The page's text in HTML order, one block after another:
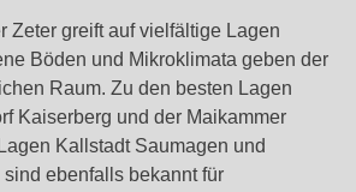
Zeter greift auf vielfältige Lagen
Böden und Mikroklimata geben der
Raum. Zu den besten Lagen
Kaiserberg und der Maikammer
Kallstadt Saumagen und
ebenfalls bekannt für